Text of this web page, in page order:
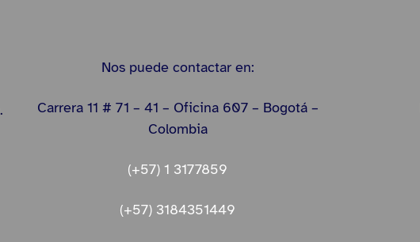
Nos puede contactar en:
Carrera 11 # 71 – 41 – Oficina 607 – Bogotá –
Colombia
(+57) 1 3177859
(+57) 3184351449